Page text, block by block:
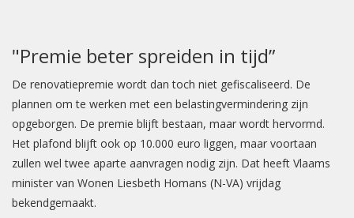
"Premie beter spreiden in tijd”
De renovatiepremie wordt dan toch niet gefiscaliseerd. De
plannen om te werken met een belastingvermindering zijn
opgeborgen. De premie blijft bestaan, maar wordt hervormd.
Het plafond blijft ook op 10.000 euro liggen, maar voortaan
zullen wel twee aparte aanvragen nodig zijn. Dat heeft Vlaams
minister van Wonen Liesbeth Homans (N-VA) vrijdag
bekendgemaakt.